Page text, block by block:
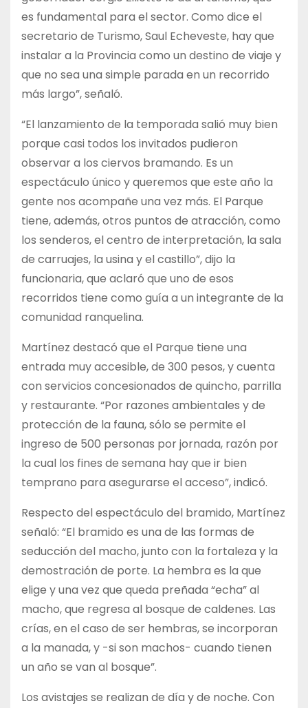
es fundamental para el sector. Como dice el
secretario de Turismo, Saul Echeveste, hay que
instalar a la Provincia como un destino de viaje y
que no sea una simple parada en un recorrido
más largo”, señaló.
“El lanzamiento de la temporada salió muy bien
porque casi todos los invitados pudieron
observar a los ciervos bramando. Es un
espectáculo único y queremos que este año la
gente nos acompañe una vez más. El Parque
tiene, además, otros puntos de atracción, como
los senderos, el centro de interpretación, la sala
de carruajes, la usina y el castillo”, dijo la
funcionaria, que aclaró que uno de esos
recorridos tiene como guía a un integrante de la
comunidad ranquelina.
Martínez destacó que el Parque tiene una
entrada muy accesible, de 300 pesos, y cuenta
con servicios concesionados de quincho, parrilla
y restaurante. “Por razones ambientales y de
protección de la fauna, sólo se permite el
ingreso de 500 personas por jornada, razón por
la cual los fines de semana hay que ir bien
temprano para asegurarse el acceso”, indicó.
Respecto del espectáculo del bramido, Martínez
señaló: “El bramido es una de las formas de
seducción del macho, junto con la fortaleza y la
demostración de porte. La hembra es la que
elige y una vez que queda preñada “echa” al
macho, que regresa al bosque de caldenes. Las
crías, en el caso de ser hembras, se incorporan
a la manada, y -si son machos- cuando tienen
un año se van al bosque”.
Los avistajes se realizan de día y de noche. Con